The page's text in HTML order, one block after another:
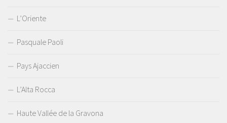
L’Oriente
Pasquale Paoli
Pays Ajaccien
L’Alta Rocca
Haute Vallée de la Gravona